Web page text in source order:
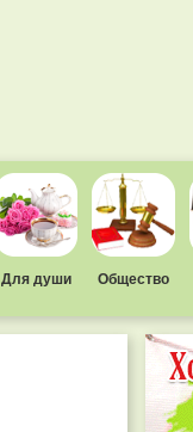
Для души Общество